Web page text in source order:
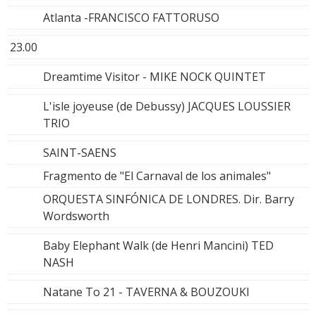
Atlanta -FRANCISCO FATTORUSO
23.00
Dreamtime Visitor - MIKE NOCK QUINTET
L'isle joyeuse (de Debussy) JACQUES LOUSSIER
TRIO
SAINT-SAENS
Fragmento de "El Carnaval de los animales"
ORQUESTA SINFÓNICA DE LONDRES. Dir. Barry
Wordsworth
Baby Elephant Walk (de Henri Mancini) TED
NASH
Natane To 21 - TAVERNA & BOUZOUKI